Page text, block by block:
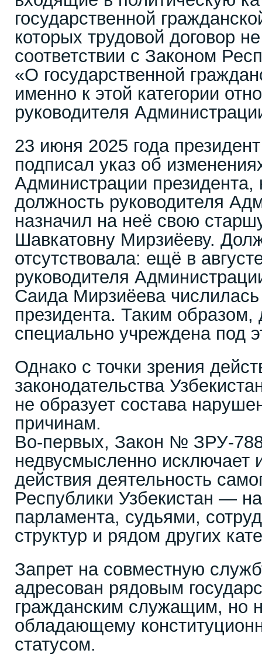
государственной
которых трудовой договор
соответствии с Законом
«О государственной
именно к этой категории
руководителя
23 июня 2025 года
подписал указ об
Администрации
должность руководителя
назначил на неё свою
Шавкатовну Мирзиёеву.
отсутствовала: ещё в
руководителя
Саида Мирзиёева
президента. Таким
специально учреждена под
Однако с точки зрения
законодательства
не образует состава
причинам.
Во-первых, Закон № ЗРУ-
недвусмысленно исключает
действия деятельность
Республики Узбекистан —
парламента, судьями,
структур и рядом других
Запрет на совместную
адресован рядовым
гражданским служащим, но
обладающему
статусом.